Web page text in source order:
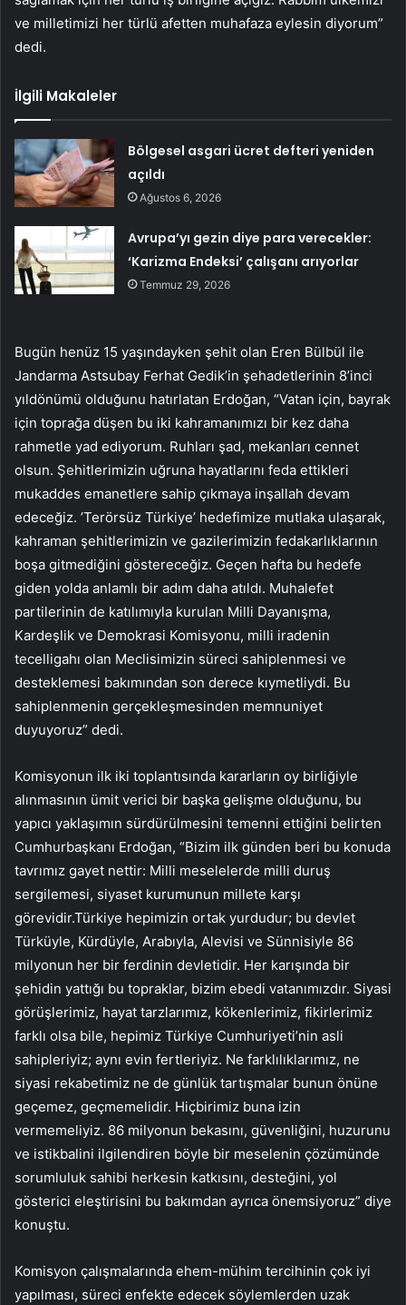
ve milletimizi her türlü afetten muhafaza eylesin diyorum”
dedi.
İlgili Makaleler
Bölgesel asgari ücret defteri yeniden
açıldı
Ağustos 6, 2026
Avrupa’yı gezin diye para verecekler:
‘Karizma Endeksi’ çalışanı arıyorlar
Temmuz 29, 2026
Bugün henüz 15 yaşındayken şehit olan Eren Bülbül ile
Jandarma Astsubay Ferhat Gedik’in şehadetlerinin 8’inci
yıldönümü olduğunu hatırlatan Erdoğan, “Vatan için, bayrak
için toprağa düşen bu iki kahramanımızı bir kez daha
rahmetle yad ediyorum. Ruhları şad, mekanları cennet
olsun. Şehitlerimizin uğruna hayatlarını feda ettikleri
mukaddes emanetlere sahip çıkmaya inşallah devam
edeceğiz. ’Terörsüz Türkiye’ hedefimize mutlaka ulaşarak,
kahraman şehitlerimizin ve gazilerimizin fedakarlıklarının
boşa gitmediğini göstereceğiz. Geçen hafta bu hedefe
giden yolda anlamlı bir adım daha atıldı. Muhalefet
partilerinin de katılımıyla kurulan Milli Dayanışma,
Kardeşlik ve Demokrasi Komisyonu, milli iradenin
tecelligahı olan Meclisimizin süreci sahiplenmesi ve
desteklemesi bakımından son derece kıymetliydi. Bu
sahiplenmenin gerçekleşmesinden memnuniyet
duyuyoruz” dedi.
Komisyonun ilk iki toplantısında kararların oy birliğiyle
alınmasının ümit verici bir başka gelişme olduğunu, bu
yapıcı yaklaşımın sürdürülmesini temenni ettiğini belirten
Cumhurbaşkanı Erdoğan, “Bizim ilk günden beri bu konuda
tavrımız gayet nettir: Milli meselelerde milli duruş
sergilemesi, siyaset kurumunun millete karşı
görevidir.Türkiye hepimizin ortak yurdudur; bu devlet
Türküyle, Kürdüyle, Arabıyla, Alevisi ve Sünnisiyle 86
milyonun her bir ferdinin devletidir. Her karışında bir
şehidin yattığı bu topraklar, bizim ebedi vatanımızdır. Siyasi
görüşlerimiz, hayat tarzlarımız, kökenlerimiz, fikirlerimiz
farklı olsa bile, hepimiz Türkiye Cumhuriyeti’nin asli
sahipleriyiz; aynı evin fertleriyiz. Ne farklılıklarımız, ne
siyasi rekabetimiz ne de günlük tartışmalar bunun önüne
geçemez, geçmemelidir. Hiçbirimiz buna izin
vermemeliyiz. 86 milyonun bekasını, güvenliğini, huzurunu
ve istikbalini ilgilendiren böyle bir meselenin çözümünde
sorumluluk sahibi herkesin katkısını, desteğini, yol
gösterici eleştirisini bu bakımdan ayrıca önemsiyoruz” diye
konuştu.
Komisyon çalışmalarında ehem-mühim tercihinin çok iyi
yapılması, süreci enfekte edecek söylemlerden uzak